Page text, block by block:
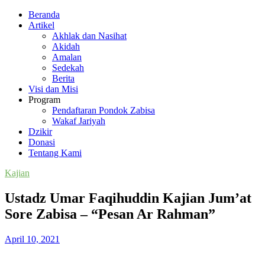
Beranda
Artikel
Akhlak dan Nasihat
Akidah
Amalan
Sedekah
Berita
Visi dan Misi
Program
Pendaftaran Pondok Zabisa
Wakaf Jariyah
Dzikir
Donasi
Tentang Kami
Kajian
Ustadz Umar Faqihuddin Kajian Jum’at
Sore Zabisa – “Pesan Ar Rahman”
April 10, 2021